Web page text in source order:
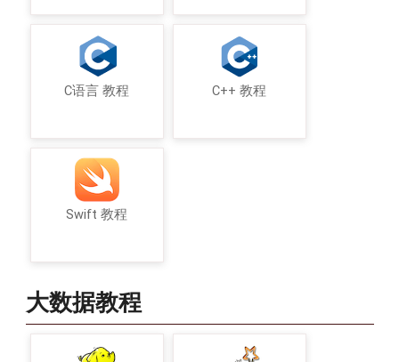
C语言 教程 C++ 教程
Swift 教程
大数据教程